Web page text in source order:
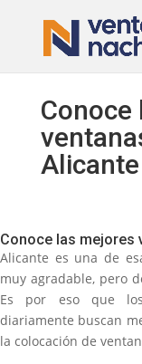
Conoce
Alicante
Conoce las mejores
Alicante es una de
muy agradable, pero
Es por eso que
diariamente buscan
la colocación de